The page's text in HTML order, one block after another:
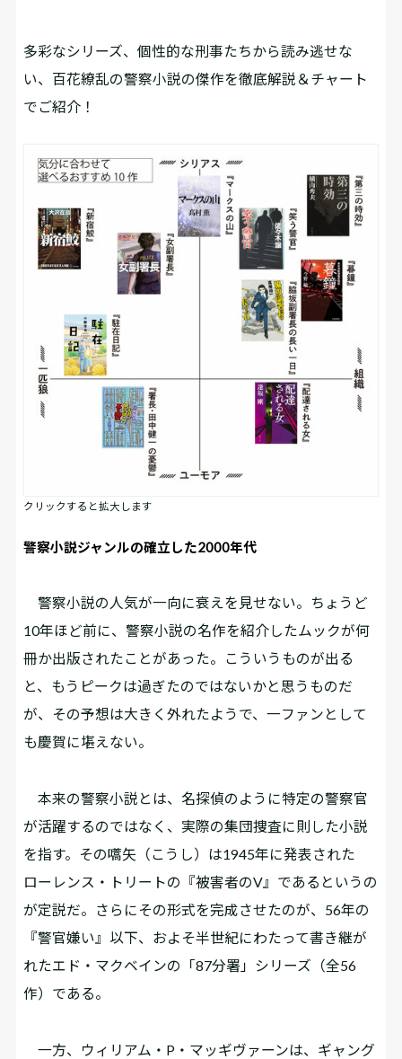
多彩なシリーズ、個性的な刑事たちから読み逃せな
い、百花繚乱の警察小説の傑作を徹底解説＆チャート
でご紹介！
クリックすると拡大します
警察小説ジャンルの確立した2000年代
警察小説の人気が一向に衰えを見せない。ちょうど
10年ほど前に、警察小説の名作を紹介したムックが何
冊か出版されたことがあった。こういうものが出る
と、もうピークは過ぎたのではないかと思うものだ
が、その予想は大きく外れたようで、一ファンとして
も慶賀に堪えない。
本来の警察小説とは、名探偵のように特定の警察官
が活躍するのではなく、実際の集団捜査に則した小説
を指す。その嚆矢（こうし）は1945年に発表された
ローレンス・トリートの『被害者のV』であるというの
が定説だ。さらにその形式を完成させたのが、56年の
『警官嫌い』以下、およそ半世紀にわたって書き継が
れたエド・マクベインの「87分署」シリーズ（全56
作）である。
一方、ウィリアム・P・マッギヴァーンは、ギャング